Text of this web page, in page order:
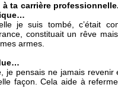
ta carrière
je suis tombé, c’était
constituait un rêve
armes.
je pensais ne jamais revenir
façon. Cela aide à